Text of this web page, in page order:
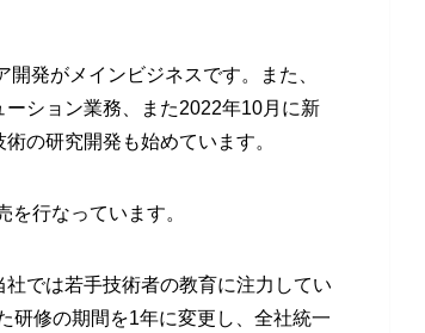
発がメインビジネスです。また、
ション業務、また2022年10月に新
の研究開発も始めています。
行なっています。
では若手技術者の教育に注力してい
研修の期間を1年に変更し、全社統一